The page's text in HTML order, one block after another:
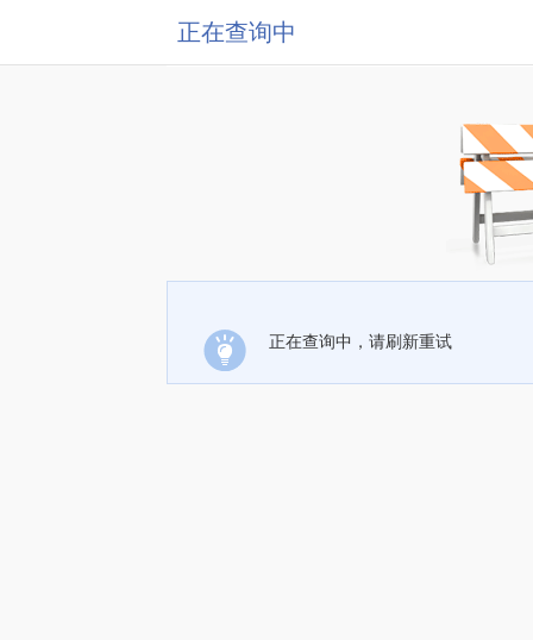
正在查询中
正在查询中，请刷新重试